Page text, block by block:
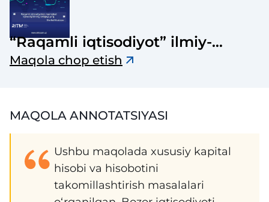
“Raqamli iqtisodiyot” ilmiy-
elektron jurnali
Maqola chop etish
MAQOLA ANNOTATSIYASI
Ushbu maqolada xususiy kapital
hisobi va hisobotini
takomillashtirish masalalari